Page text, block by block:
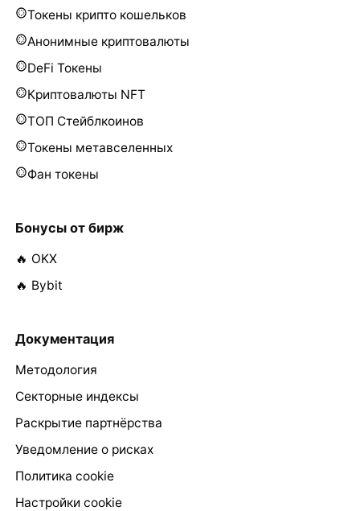
Токены крипто кошельков
Анонимные криптовалюты
DeFi Токены
Криптовалюты NFT
ТОП Стейблкоинов
Токены метавселенных
Фан токены
Бонусы от бирж
🔥 OKX
🔥 Bybit
Документация
Методология
Секторные индексы
Раскрытие партнёрства
Уведомление о рисках
Политика cookie
Настройки cookie